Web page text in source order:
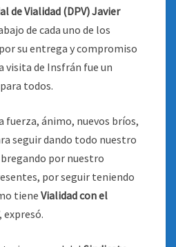
de Vialidad (DPV) Javier
de cada uno de los
su entrega y compromiso
visita de Insfrán fue un
todos.
fuerza, ánimo, nuevos bríos,
seguir dando todo nuestro
por nuestro
por seguir teniendo
tiene Vialidad con el
expresó.